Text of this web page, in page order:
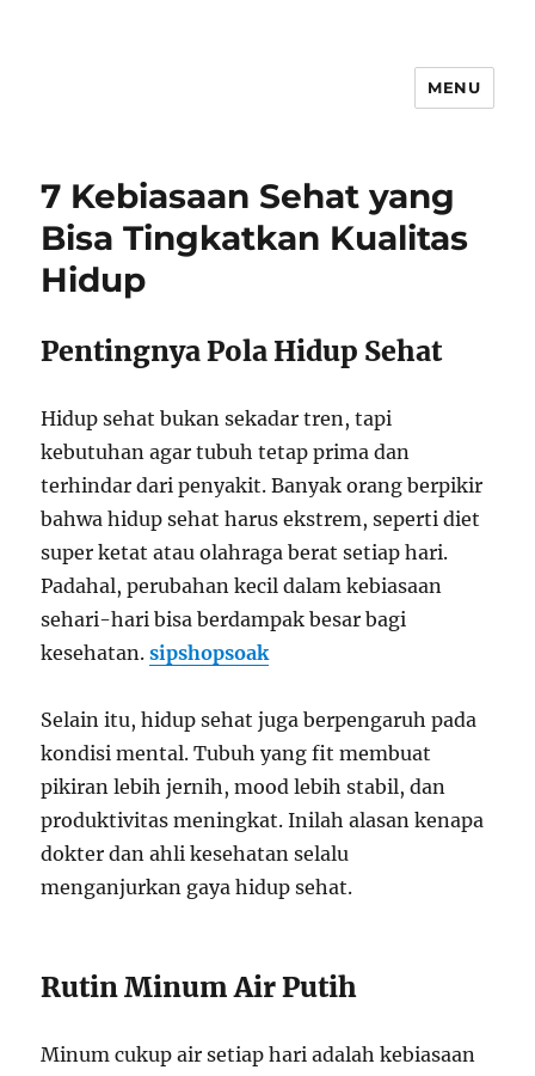
MENU
7 Kebiasaan Sehat yang
Bisa Tingkatkan Kualitas
Hidup
Pentingnya Pola Hidup Sehat
Hidup sehat bukan sekadar tren, tapi
kebutuhan agar tubuh tetap prima dan
terhindar dari penyakit. Banyak orang berpikir
bahwa hidup sehat harus ekstrem, seperti diet
super ketat atau olahraga berat setiap hari.
Padahal, perubahan kecil dalam kebiasaan
sehari-hari bisa berdampak besar bagi
kesehatan.sipshopsoak
Selain itu, hidup sehat juga berpengaruh pada
kondisi mental. Tubuh yang fit membuat
pikiran lebih jernih, mood lebih stabil, dan
produktivitas meningkat. Inilah alasan kenapa
dokter dan ahli kesehatan selalu
menganjurkan gaya hidup sehat.
Rutin Minum Air Putih
Minum cukup air setiap hari adalah kebiasaan